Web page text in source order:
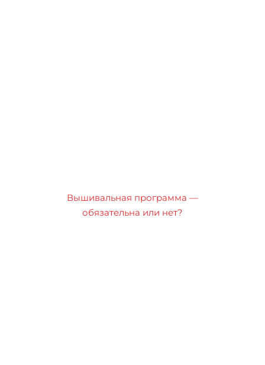
Вышивальная программа —
обязательна или нет?